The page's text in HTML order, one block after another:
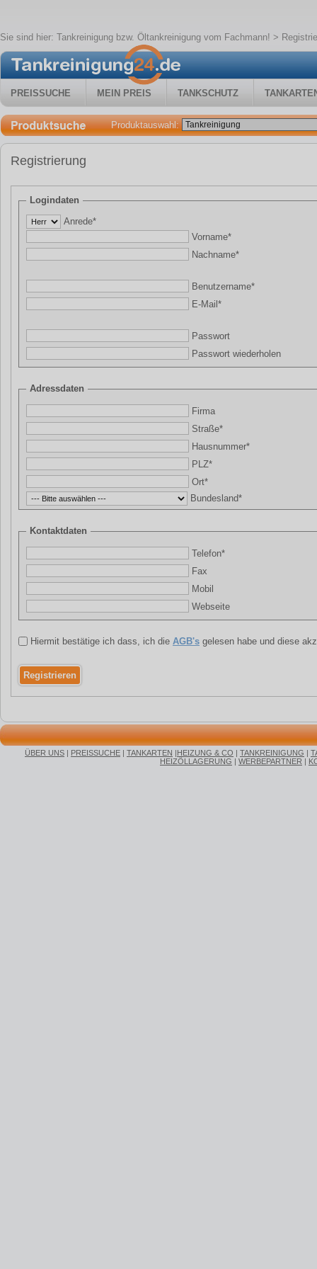
Sie sind hier: Tankreinigung bzw. Öltankreinigung vom Fachmann! >
PREISSUCHE MEIN PREIS TANKSCHUTZ
Produktauswahl:
Registrierung
Logindaten
Anrede*
Vorname*
Nachname*
Benutzername*
E-Mail*
Passwort
Passwort wiederholen
Adressdaten
Firma
Straße*
Hausnummer*
PLZ*
Ort*
Bundesland*
Kontaktdaten
Telefon*
Fax
Mobil
Webseite
Hiermit bestätige ich dass, ich die AGB's gelesen habe und diese
ÜBER UNS | PREISSUCHE | TANKARTEN |HEIZUNG & CO | TANKREINIGUNG |
HEIZÖLLAGERUNG | WERBEPARTNER |